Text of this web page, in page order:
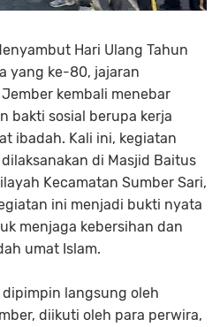
Hari Ulang Tahun
yang ke-80, jajaran
Jember kembali menebar
bakti sosial berupa kerja
ibadah. Kali ini, kegiatan
di Masjid Baitus
Kecamatan Sumber Sari,
ini menjadi bukti nyata
menjaga kebersihan dan
umat Islam.
langsung oleh
diikuti oleh para perwira,